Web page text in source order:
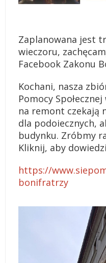
Zaplanowana jest
wieczoru,
Facebook Zakonu
Kochani, nasza
Pomocy
na remont czekają
dla podoiecznych,
budynku. Zróbmy
Kliknij, aby
https://
bonifratrzy